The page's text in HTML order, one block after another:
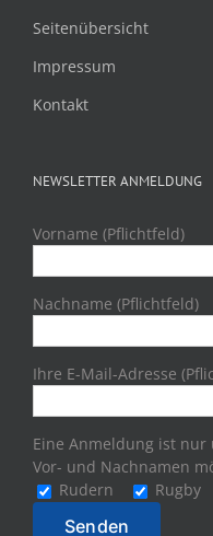
Seitenübersicht
Impressum
Kontakt
NEWSLETTER ANMELDUNG
Vorname (Pflichtfeld)
Nachname (Pflichtfeld)
Ihre E-Mail-Adresse
Eine Anmeldung ist
Vor- und Nachnamen
Rudern
Rugby